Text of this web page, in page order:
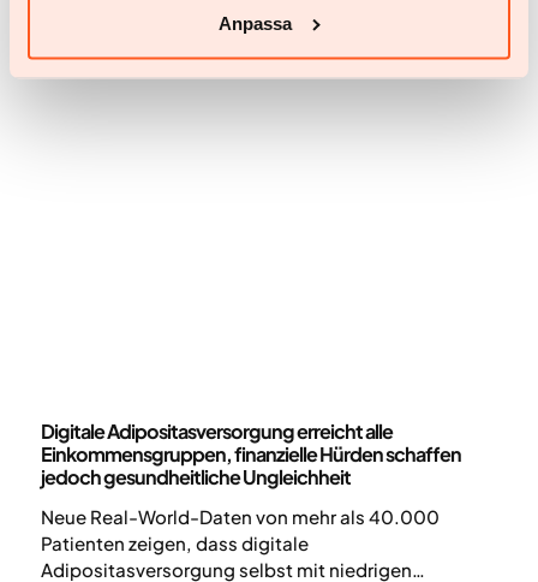
Anpassa
Mehr Neuigkeiten
Digitale Adipositasversorgung erreicht alle
Einkommensgruppen, finanzielle Hürden schaffen
jedoch gesundheitliche Ungleichheit
Neue Real-World-Daten von mehr als 40.000
Patienten zeigen, dass digitale
Adipositasversorgung selbst mit niedrigen